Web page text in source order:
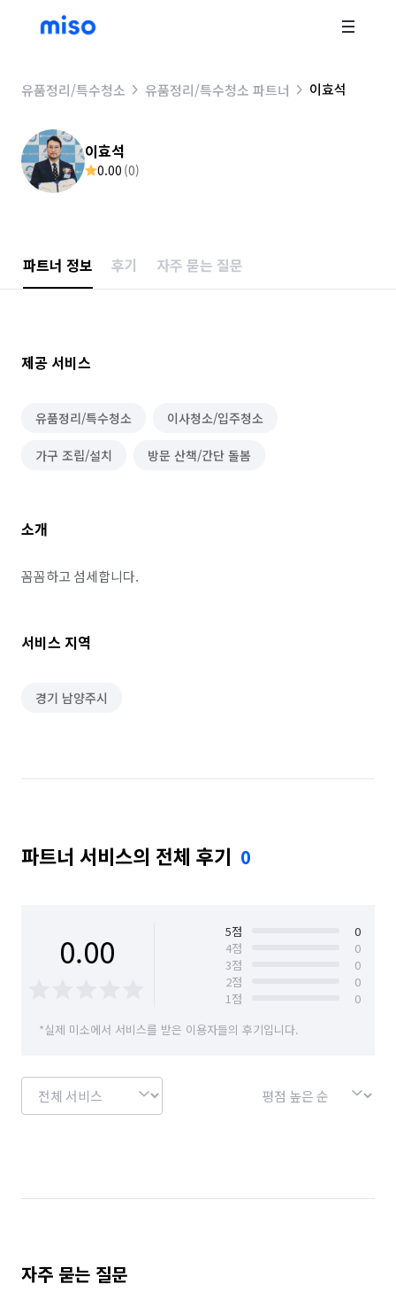
유품정리/특수청소 유품정리/특수청소 파트너 이효석
이효석
0.00 (0)
파트너 정보 후기 자주 묻는 질문
제공 서비스
유품정리/특수청소 이사청소/입주청소
가구 조립/설치 방문 산책/간단 돌봄
소개
서비스 지역
경기 남양주시
파트너 서비스의 전체 후기 0
0.00 5점
0
4점
0
3점
0
2점
0
1점
0
*실제 미소에서 서비스를 받은 이용자들의 후기입니다.
자주 묻는 질문